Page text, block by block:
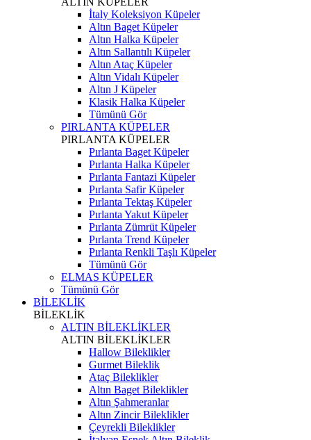
İtaly Koleksiyon Küpeler
Altın Baget Küpeler
Altın Halka Küpeler
Altın Sallantılı Küpeler
Altın Ataç Küpeler
Altın Vidalı Küpeler
Altın J Küpeler
Klasik Halka Küpeler
Tümünü Gör
PIRLANTA KÜPELER
PIRLANTA KÜPELER
Pırlanta Baget Küpeler
Pırlanta Halka Küpeler
Pırlanta Fantazi Küpeler
Pırlanta Safir Küpeler
Pırlanta Tektaş Küpeler
Pırlanta Yakut Küpeler
Pırlanta Zümrüt Küpeler
Pırlanta Trend Küpeler
Pırlanta Renkli Taşlı Küpeler
Tümünü Gör
ELMAS KÜPELER
Tümünü Gör
BİLEKLİK
BİLEKLİK
ALTIN BİLEKLİKLER
ALTIN BİLEKLİKLER
Hallow Bileklikler
Gurmet Bileklik
Ataç Bileklikler
Altın Baget Bileklikler
Altın Şahmeranlar
Altın Zincir Bileklikler
Çeyrekli Bileklikler